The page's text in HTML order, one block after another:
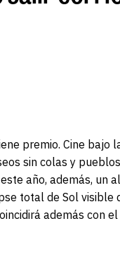
premio. Cine bajo
sin colas y
año, además, un
total de Sol visible
además con